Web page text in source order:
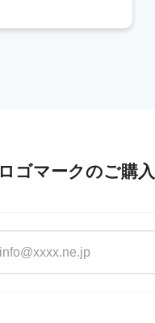
ロゴマークのご購入